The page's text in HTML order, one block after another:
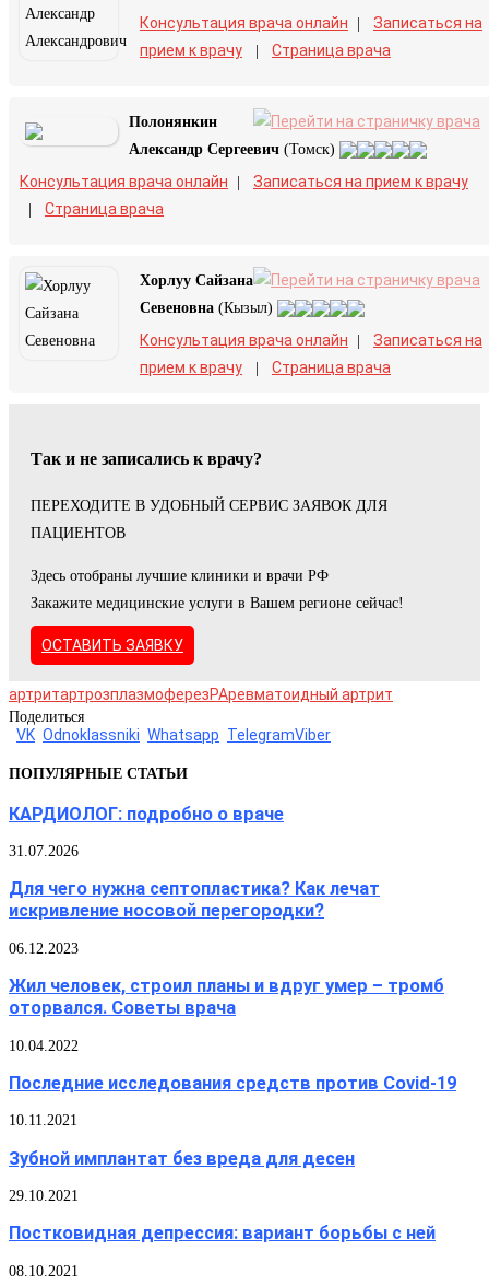
Консультация врача онлайн | Записаться на
прием к врачу | Страница врача
Полонянкин
Александр Сергеевич (Томск)
Консультация врача онлайн | Записаться на прием к врачу
| Страница врача
Хорлуу Сайзана
Севеновна (Кызыл)
Консультация врача онлайн | Записаться на
прием к врачу | Страница врача
Так и не записались к врачу?
ПЕРЕХОДИТЕ В УДОБНЫЙ СЕРВИС ЗАЯВОК ДЛЯ
ПАЦИЕНТОВ
Здесь отобраны лучшие клиники и врачи РФ
Закажите медицинские услуги в Вашем регионе сейчас!
ОСТАВИТЬ ЗАЯВКУ
артритартрозплазмоферезРАревматоидный артрит
Поделиться
VK Odnoklassniki Whatsapp TelegramViber
ПОПУЛЯРНЫЕ СТАТЬИ
КАРДИОЛОГ: подробно о враче
31.07.2026
Для чего нужна септопластика? Как лечат
искривление носовой перегородки?
06.12.2023
Жил человек, строил планы и вдруг умер – тромб
оторвался. Советы врача
10.04.2022
Последние исследования средств против Covid-19
10.11.2021
Зубной имплантат без вреда для десен
29.10.2021
Постковидная депрессия: вариант борьбы с ней
08.10.2021